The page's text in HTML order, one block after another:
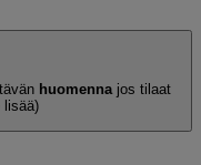
huomennajos tilaat
lisää)